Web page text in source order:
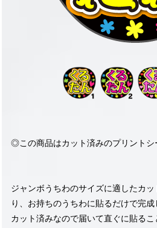
◎この商品はカット済みのプリント
ジャンボうちわのサイズに適したカ
り、お持ちのうちわに貼るだけで完成
カット済みなので届いて直ぐに貼る